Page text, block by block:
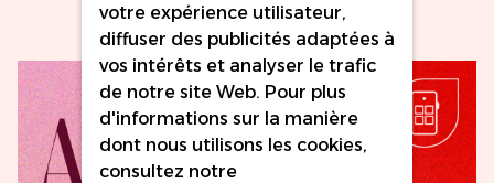
votre expérience utilisateur,
diffuser des publicités adaptées à
vos intérêts et analyser le trafic
de notre site Web. Pour plus
d'informations sur la manière
dont nous utilisons les cookies,
consultez notre